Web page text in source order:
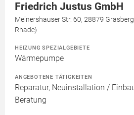
Friedrich Justus GmbH
Meinershauser Str. 60, 28879
Rhade)
HEIZUNG SPEZIALGEBIETE
Wärmepumpe
ANGEBOTENE TÄTIGKEITEN
Reparatur, Neuinstallation /
Beratung